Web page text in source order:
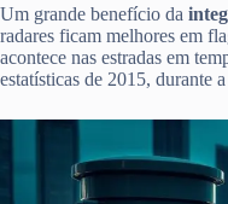
Um grande benefício da
radares ficam melhores em
acontece nas estradas em
estatísticas de 2015, durante